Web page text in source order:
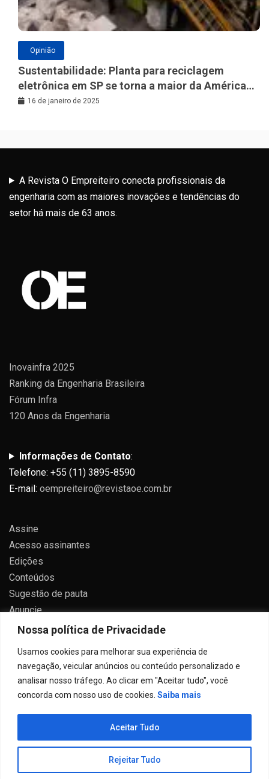
Nossa política de Privacidade
Usamos cookies para melhorar sua experiência de
navegação, veicular anúncios ou conteúdo personalizado e
analisar nosso tráfego. Ao clicar em "Aceitar tudo", você
concorda com nosso uso de cookies. Saiba mais
Rejeitar Tudo
Aceitar Tudo
Opinião
Sustentabilidade: Planta para reciclagem
eletrônica em SP se torna a maior da América
Latina
16 de janeiro de 2025
A Revista O Empreiteiro conecta profissionais da
engenharia com as maiores inovações e tendências do
setor há mais de 63 anos.
Inovainfra 2025
Ranking da Engenharia Brasileira
Fórum Infra
120 Anos da Engenharia
Informações de Contato:
Telefone: +55 (11) 3895-8590
E-mail: oempreiteiro@revistaoe.com.br
Assine
Acesso assinantes
Edições
Conteúdos
Sugestão de pauta
Anuncie
Contato
Todos direitos reservados 2024.
Proudly powered by WordPress|Theme: Allure News
Candid Themes